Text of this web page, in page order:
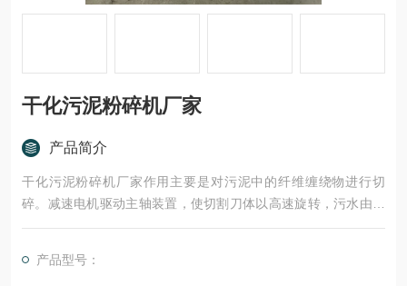
干化污泥粉碎机厂家
产品简介
干化污泥粉碎机厂家作用主要是对污泥中的纤维缠绕物进行切
碎。减速电机驱动主轴装置，使切割刀体以高速旋转，污水由壳
体右端进入壳腔，经切割动刀与切割静刀之间产生*的剪切力将污
进离心机进行脱水处理，从而保证离心机正常稳定的工作。
产品型号：